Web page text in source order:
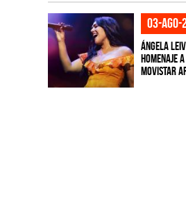
03-ago-
Ángela
homenaje a
Movistar